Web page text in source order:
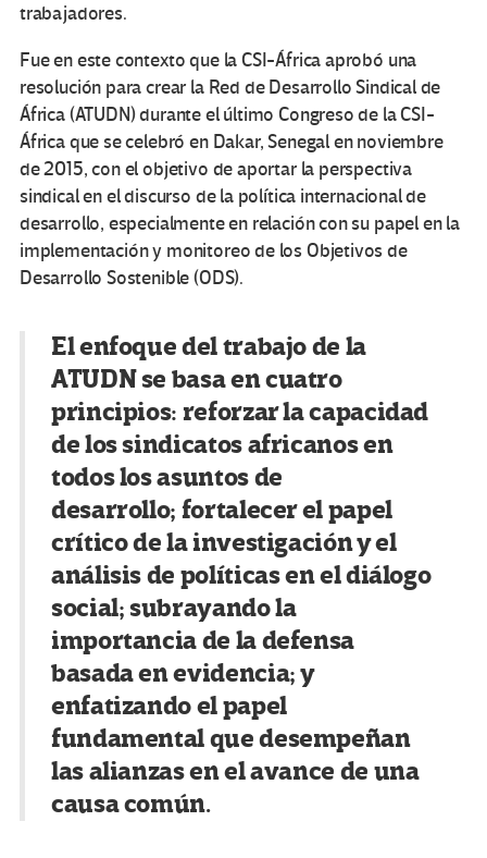
trabajadores.
Fue en este contexto que la CSI-África aprobó una
resolución para crear la Red de Desarrollo Sindical de
África (ATUDN) durante el último Congreso de la CSI-
África que se celebró en Dakar, Senegal en noviembre
de 2015, con el objetivo de aportar la perspectiva
sindical en el discurso de la política internacional de
desarrollo, especialmente en relación con su papel en la
implementación y monitoreo de los Objetivos de
Desarrollo Sostenible (ODS).
El enfoque del trabajo de la
ATUDN se basa en cuatro
principios: reforzar la capacidad
de los sindicatos africanos en
todos los asuntos de
desarrollo; fortalecer el papel
crítico de la investigación y el
análisis de políticas en el diálogo
social; subrayando la
importancia de la defensa
basada en evidencia; y
enfatizando el papel
fundamental que desempeñan
las alianzas en el avance de una
causa común.